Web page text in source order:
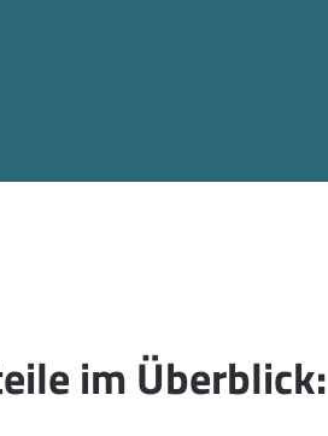
im Überblick: